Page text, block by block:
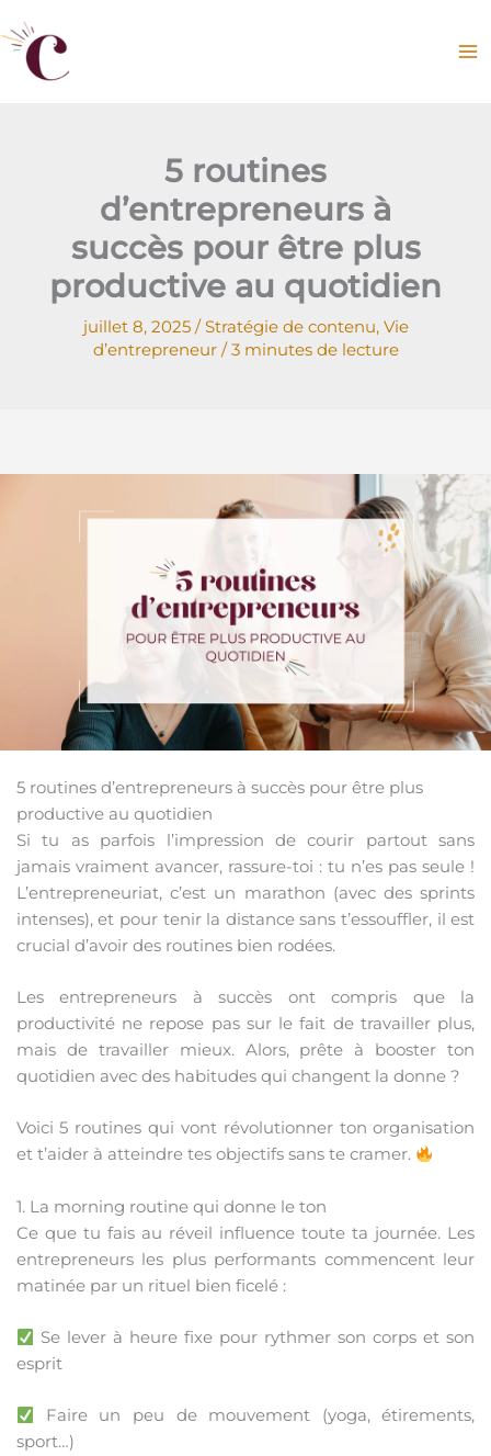
au
contenu
5 routines
d’entrepreneurs à
succès pour être plus
productive au quotidien
juillet 8, 2025 /Stratégie de contenu, Vie
d’entrepreneur/3 minutes de lecture
5 routines d’entrepreneurs à succès pour être plus
productive au quotidien
Si tu as parfois l’impression de courir partout sans
jamais vraiment avancer, rassure-toi : tu n’es pas seule !
L’entrepreneuriat, c’est un marathon (avec des sprints
intenses), et pour tenir la distance sans t’essouffler, il est
crucial d’avoir des routines bien rodées.
Les entrepreneurs à succès ont compris que la
productivité ne repose pas sur le fait de travailler plus,
mais de travailler mieux. Alors, prête à booster ton
quotidien avec des habitudes qui changent la donne ?
Voici 5 routines qui vont révolutionner ton organisation
et t’aider à atteindre tes objectifs sans te cramer.
1. La morning routine qui donne le ton
Ce que tu fais au réveil influence toute ta journée. Les
entrepreneurs les plus performants commencent leur
matinée par un rituel bien ficelé :
Se lever à heure fixe pour rythmer son corps et son
esprit
Faire un peu de mouvement (yoga, étirements,
sport…)